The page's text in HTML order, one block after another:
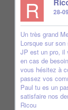
R 28-
Un très grand
Lorsque sur
JP est un pro, il
en cas de
vous hésitez à
passez vos
Paul tu es un
satisfaire nos
Ricou